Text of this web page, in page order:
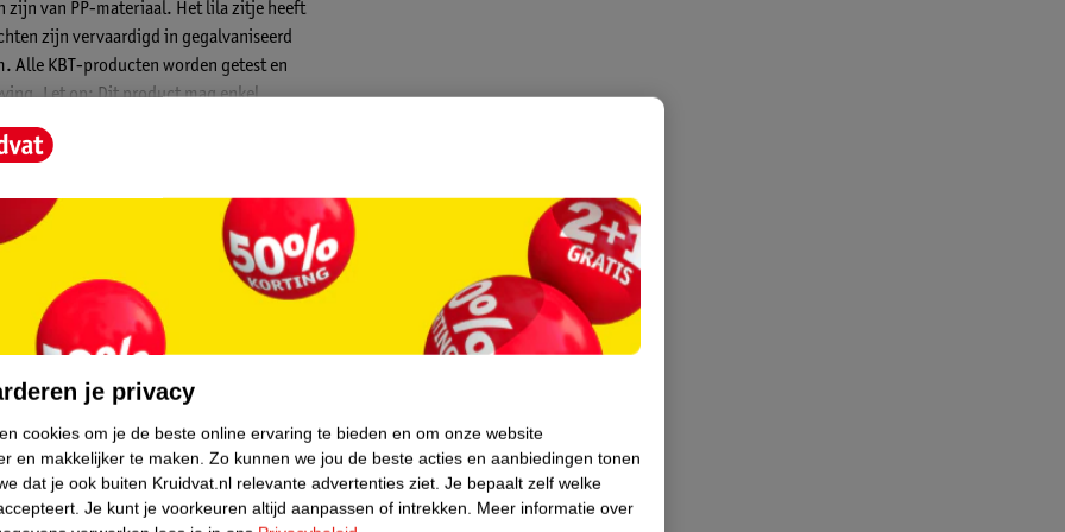
zijn van PP-materiaal. Het lila zitje heeft
zijn vervaardigd in gegalvaniseerd
Alle KBT-producten worden getest en
Let op: Dit product mag enkel
lagering. In verband met de slijtage
een metalen ophangsysteem zonder
je privacy
cookies om je de beste online ervaring te bieden en om onze website
en makkelijker te maken. Zo kunnen we jou de beste acties en aanbiedingen tonen
dat je ook buiten Kruidvat.nl relevante advertenties ziet. Je bepaalt zelf welke
Je kunt je voorkeuren altijd aanpassen of intrekken. Meer informatie over